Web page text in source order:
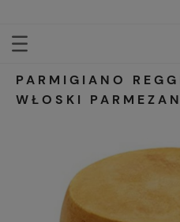
PARMIGIANO
WŁOSKI